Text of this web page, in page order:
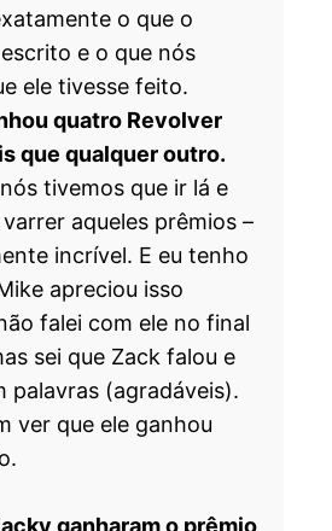
o que o
e o que nós
ele tivesse feito.
quatro Revolver
que qualquer outro.
tivemos que ir lá e
aqueles prêmios –
incrível. E eu tenho
apreciou isso
falei com ele no final
sei que Zack falou e
palavras (agradáveis).
ver que ele ganhou
ganharam o prêmio